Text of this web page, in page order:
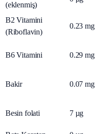
(eklenmiş)
B2 Vitamini
(Riboflavin)
0.23 mg
B6 Vitamini 0.29 mg
Bakir 0.07 mg
Besin folati 7 µg